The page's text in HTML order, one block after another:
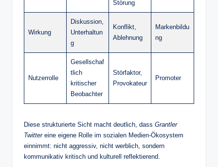
Störung
Wirkung
Diskussion,
Unterhaltun
g
Konflikt,
Ablehnung
Markenbildu
ng
Nutzerrolle
Gesellschaf
tlich
kritischer
Beobachter
Störfaktor,
Provokateur
Promoter
Diese strukturierte Sicht macht deutlich, dass Grantler
Twittereine eigene Rolle im sozialen Medien‑Ökosystem
einnimmt: nicht aggressiv, nicht werblich, sondern
kommunikativ kritisch und kulturell reflektierend.